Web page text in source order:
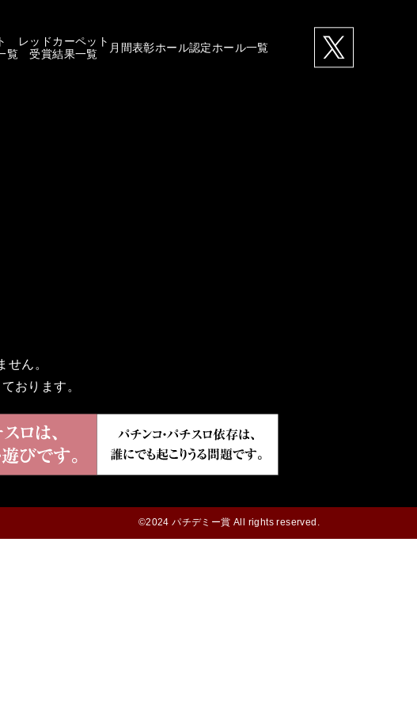
覧
レッドカーペット
受賞結果一覧
月間表彰ホール認定ホール一覧
ん。
おります。
©2024 パチデミー賞 All rights reserved.